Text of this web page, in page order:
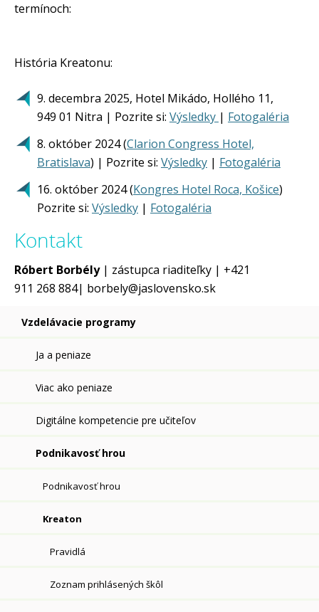
termínoch:
História Kreatonu:
9. decembra 2025, Hotel Mikádo, Hollého 11,
949 01 Nitra | Pozrite si: Výsledky | Fotogaléria
8. október 2024 (Clarion Congress Hotel,
Bratislava) | Pozrite si: Výsledky | Fotogaléria
16. október 2024 (Kongres Hotel Roca, Košice)
Pozrite si: Výsledky | Fotogaléria
Kontakt
Róbert Borbély | zástupca riaditeľky | +421
911 268 884| borbely@jaslovensko.sk
Vzdelávacie programy
Ja a peniaze
Viac ako peniaze
Digitálne kompetencie pre učiteľov
Podnikavosť hrou
Podnikavosť hrou
Kreaton
Pravidlá
Zoznam prihlásených škôl